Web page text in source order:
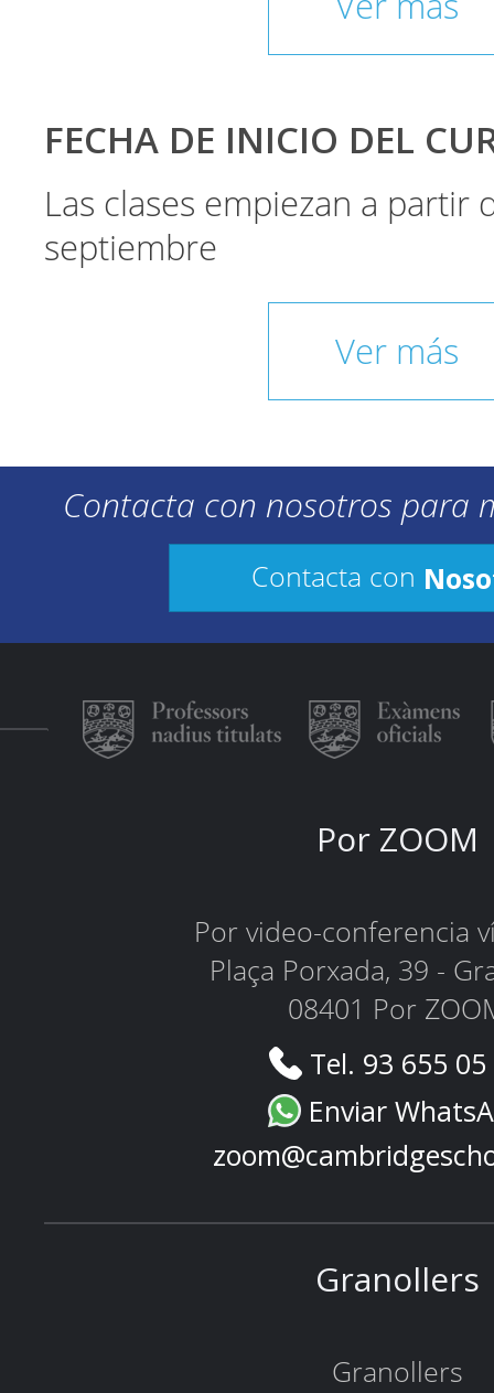
FECHA DE INICIO DEL
Las clases empiezan a partir
septiembre
Ver más
Contacta con nosotros para
Contacta con
Por ZOOM
Por video-conferencia
Plaça Porxada, 39 -
08401 Por
Tel. 93 655
Enviar
Granollers
Granollers